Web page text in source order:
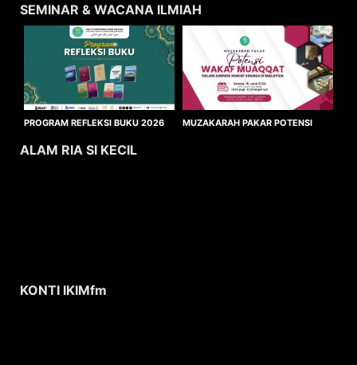
SEMINAR & WACANA ILMIAH
PROGRAM REFLEKSI BUKU 2026
MUZAKARAH PAKAR POTENSI
ALAM RIA SI KECIL
KONTI IKIMfm